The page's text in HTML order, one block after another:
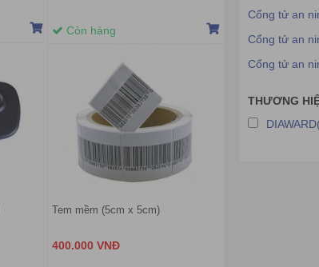
Còn hàng
Tem mềm (5cm x 5cm)
400.000 VNĐ
Cổng tử an
Cổng tử an
Cổng tử an
THƯƠNG